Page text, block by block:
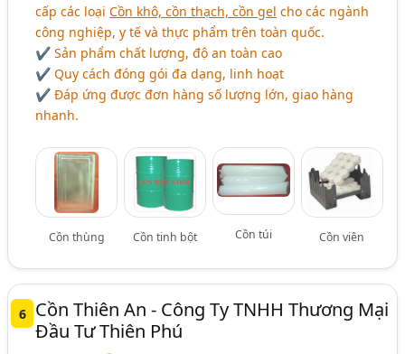
cấp các loạiCồn khô, cồn thạch, cồn gel cho các ngành
công nghiệp, y tế và thực phẩm trên toàn quốc.
✔ Sản phẩm chất lượng, độ an toàn cao
✔ Quy cách đóng gói đa dạng, linh hoạt
✔ Đáp ứng được đơn hàng số lượng lớn, giao hàng
nhanh.
Cồn thùng Cồn tinh bột Cồn túi Cồn viên
6
Cồn Thiên An - Công Ty TNHH Thương Mại
Đầu Tư Thiên Phú